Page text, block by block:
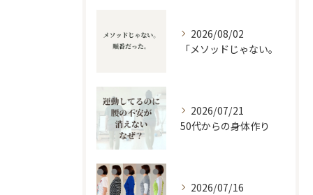
2026/08/02
「メソッドじゃない。
2026/07/21
50代からの身体作り
2026/07/16